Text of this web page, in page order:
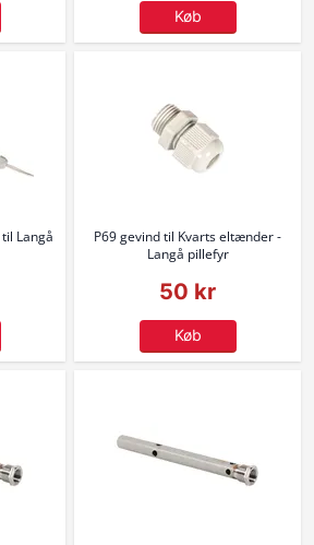
Køb
Langå
P69 gevind til Kvarts eltænder -
Langå pillefyr
50 kr
Køb